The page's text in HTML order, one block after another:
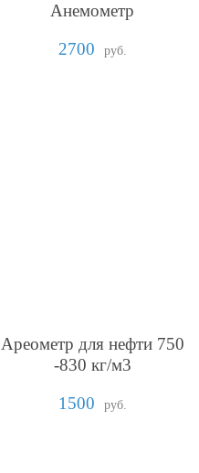
Анемометр
2700
руб.
Ареометр для нефти 750
-830 кг/м3
1500
руб.